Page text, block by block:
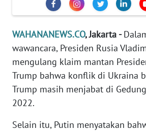
WAHANANEWS.CO, Jakarta -
wawancara, Presiden Rusia
mengulang klaim mantan
Trump bahwa konflik di Ukraina
Trump masih menjabat di
2022.
Selain itu, Putin menyatakan
BERITA
KONTAK
KAMI
INFO